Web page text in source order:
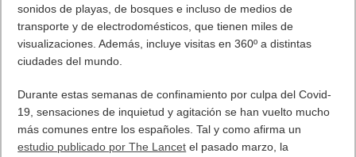
sonidos de playas, de bosques e incluso de medios de
transporte y de electrodomésticos, que tienen miles de
visualizaciones. Además, incluye visitas en 360º a distintas
ciudades del mundo.
Durante estas semanas de confinamiento por culpa del Covid-
19, sensaciones de inquietud y agitación se han vuelto mucho
más comunes entre los españoles. Tal y como afirma un
estudio publicado por The Lancet el pasado marzo, la